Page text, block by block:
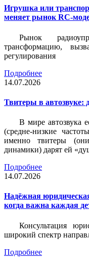
Игрушка или
меняет рынок RC-
Рынок
трансформацию,
регулирования
Подробнее
14.07.2026
Твитеры в автозвуке:
В мире автозвука
(средне-низкие
именно твитеры
динамики) дарят ей
Подробнее
14.07.2026
Надёжная
когда важна каждая
Консультация
широкий спектр
Подробнее